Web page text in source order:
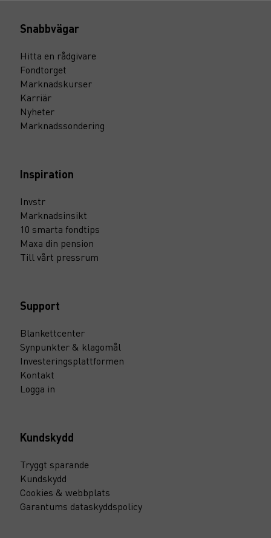
Snabbvägar
Hitta en rådgivare
Fondtorget
Marknadskurser
Karriär
Nyheter
Marknadssondering
Inspiration
Invstr
Marknadsinsikt
10 smarta fondtips
Maxa din pension
Till vårt pressrum
Support
Blankettcenter
Synpunkter & klagomål
Investeringsplattformen
Kontakt
Logga in
Kundskydd
Tryggt sparande
Kundskydd
Cookies & webbplats
Garantums dataskyddspolicy